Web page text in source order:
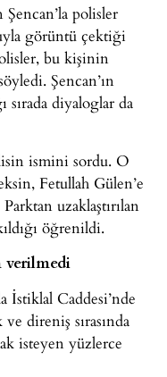
polisler
görüntü çektiği
bu kişinin
Şencan’ın
sırada diyaloglar da
ismini sordu. O
Fetullah Gülen’e
uzaklaştırılan
öğrenildi.
verilmedi
İstiklal Caddesi’nde
direniş sırasında
isteyen yüzlerce